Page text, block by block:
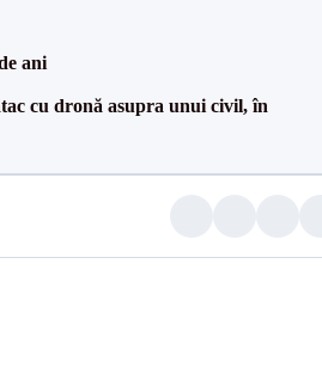
ani
cu dronă asupra unui civil, în